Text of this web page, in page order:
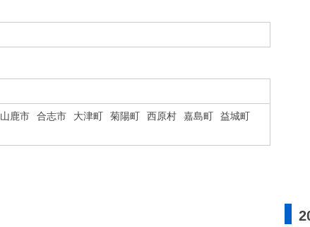
山鹿市 合志市 大津町 菊陽町 西原村 嘉島町
益城町